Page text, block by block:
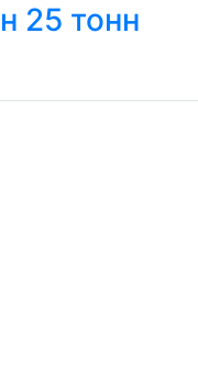
25 тонн